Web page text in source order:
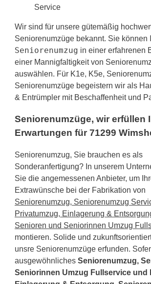
Service
Wir sind für unsere gütemäßig
Seniorenumzüge bekannt. Sie können
Seniorenumzug in einer erfahrenen
einer Mannigfaltigkeit von
auswählen. Für K1e, K5e,
Seniorenumzüge begeistern wir als
& Entrümpler mit Beschaffenheit und
Seniorenumzüge, wir erfüllen
Erwartungen für 71299
Seniorenumzug, Sie brauchen es als
Sonderanfertigung? In unserem
Sie die angemessenen Anbieter, um
Extrawünsche bei der Fabrikation von
Seniorenumzug, Seniorenumzug
Privatumzug, Einlagerung &
Senioren und Seniorinnen Umzug
montieren. Solide und
unsre Seniorenumzüge erfunden.
ausgewöhnliches Seniorenumzug,
Seniorinnen Umzug Fullservice und